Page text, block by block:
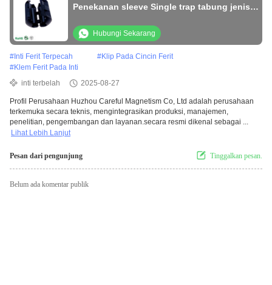
Penekanan sleeve Single trap tabung jenis
Hubungi Sekarang
# Inti Ferit Terpecah #Klip Pada Cincin Ferit
#Klem Ferit Pada Inti
inti terbelah
2025-08-27
Profil Perusahaan Huzhou Careful Magnetism Co, Ltd adalah perusahaan
terkemuka secara teknis, mengintegrasikan produksi, manajemen,
penelitian, pengembangan dan layanan.secara resmi dikenal sebagai ...
Lihat Lebih Lanjut
Pesan dari pengunjung Tinggalkan pesan.
Belum ada komentar publik